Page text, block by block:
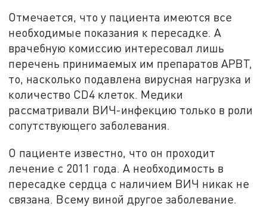
Отмечается, что у пациента имеются все
необходимые показания к пересадке. А
врачебную комиссию интересовал лишь
перечень принимаемых им препаратов АРВТ,
то, насколько подавлена вирусная нагрузка и
количество CD4 клеток. Медики
рассматривали ВИЧ-инфекцию только в роли
сопутствующего заболевания.
О пациенте известно, что он проходит
лечение с 2011 года. А необходимость в
пересадке сердца с наличием ВИЧ никак не
связана. Всему виной другое заболевание.